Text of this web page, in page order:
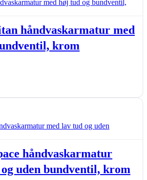
håndvaskarmatur med
krom
håndvaskarmatur
uden bundventil, krom